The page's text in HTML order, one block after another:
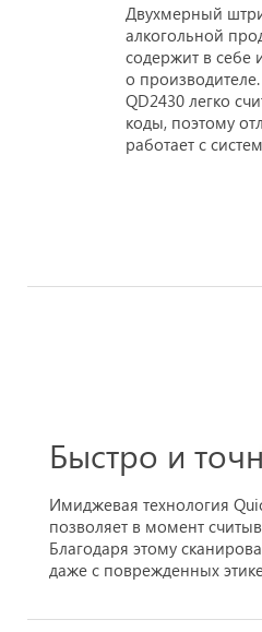
Двухмерный
алкогольной
содержит в
о
QD2430 легко
коды, поэтому
работает с
Быстро и
Имиджевая технология
позволяет в момент
Благодаря этому
даже с поврежденных